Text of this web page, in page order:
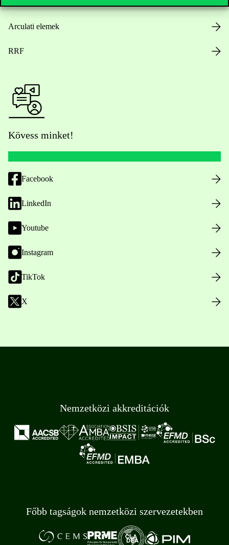
Arculati elemek
RRF
Kövess minket!
Facebook
LinkedIn
Youtube
Instagram
TikTok
X
Nemzetközi akkreditációk
Főbb tagságok nemzetközi szervezetekben